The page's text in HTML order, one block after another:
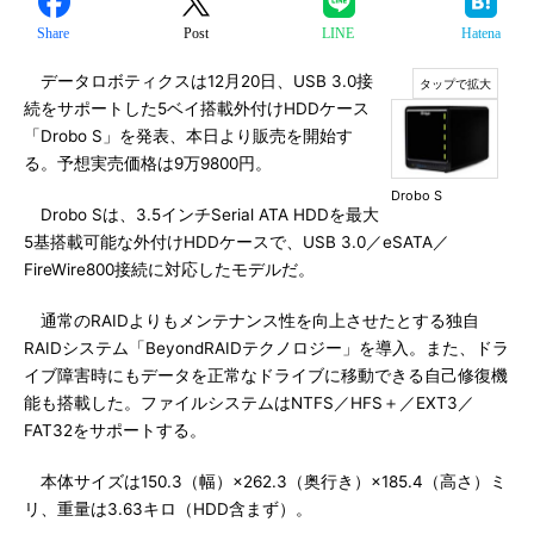
Share Post LINE Hatena
Drobo S
データロボティクスは12月20日、USB 3.0接
続をサポートした5ベイ搭載外付けHDDケース
「Drobo S」を発表、本日より販売を開始す
る。予想実売価格は9万9800円。
Drobo Sは、3.5インチSerial ATA HDDを最大
5基搭載可能な外付けHDDケースで、USB 3.0／eSATA／
FireWire800接続に対応したモデルだ。
通常のRAIDよりもメンテナンス性を向上させたとする独自
RAIDシステム「BeyondRAIDテクノロジー」を導入。また、ドラ
イブ障害時にもデータを正常なドライブに移動できる自己修復機
能も搭載した。ファイルシステムはNTFS／HFS＋／EXT3／
FAT32をサポートする。
本体サイズは150.3（幅）×262.3（奥行き）×185.4（高さ）ミ
リ、重量は3.63キロ（HDD含まず）。